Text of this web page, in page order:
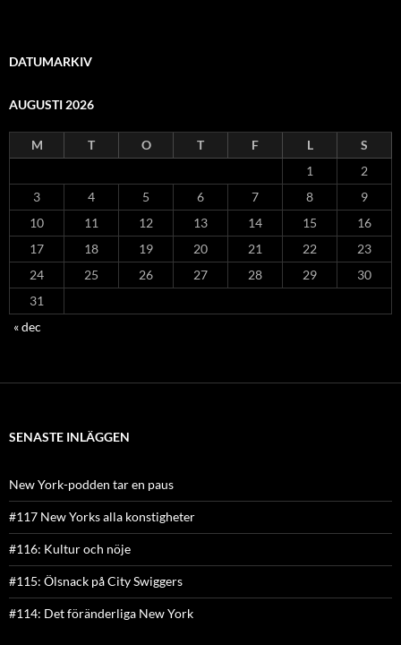
DATUMARKIV
AUGUSTI 2026
M T O T F L
S
1
2
3
4 5 6 7 8
9
10
11 12 13 14 15
16
17
18 19 20 21 22
23
24
25 26 27 28 29
30
31
« dec
SENASTE INLÄGGEN
New York-podden tar en paus
#117 New Yorks alla konstigheter
#116: Kultur och nöje
#115: Ölsnack på City Swiggers
#114: Det föränderliga New York